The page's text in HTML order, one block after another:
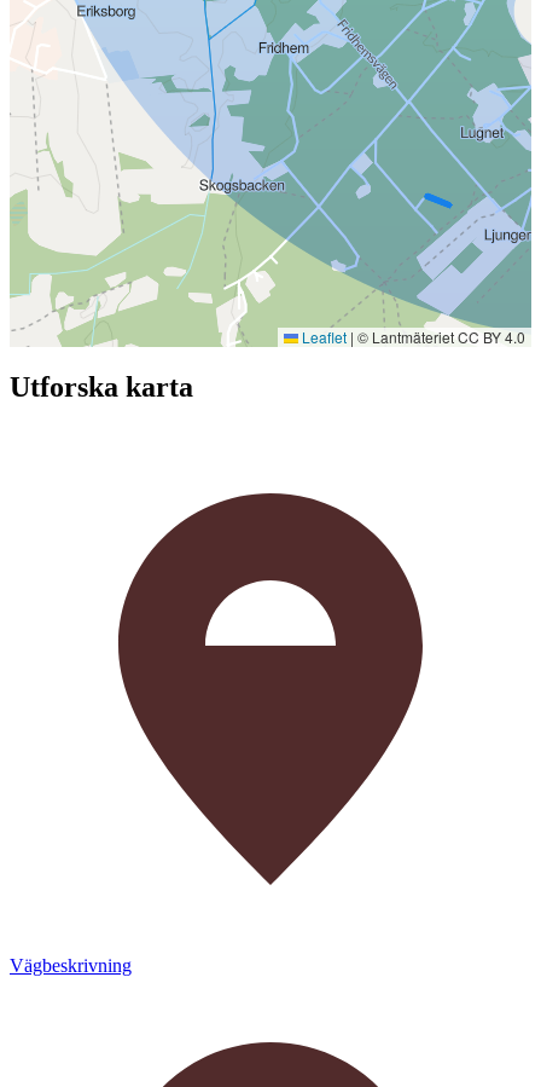
Leaflet | © Lantmäteriet CC BY 4.0
Utforska karta
Vägbeskrivning